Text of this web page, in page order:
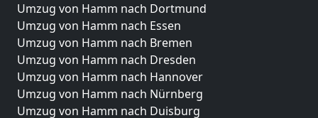
Umzug von Hamm nach Dortmund
Umzug von Hamm nach Essen
Umzug von Hamm nach Bremen
Umzug von Hamm nach Dresden
Umzug von Hamm nach Hannover
Umzug von Hamm nach Nürnberg
Umzug von Hamm nach Duisburg